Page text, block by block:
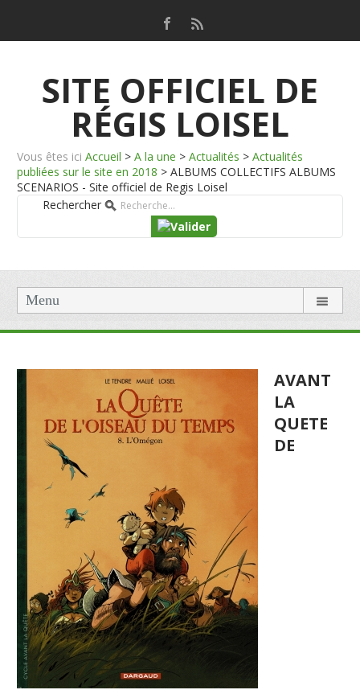
SITE OFFICIEL DE
RÉGIS LOISEL
Vous êtes ici Accueil > A la une > Actualités > Actualités
publiées sur le site en 2018 > ALBUMS COLLECTIFS ALBUMS
SCENARIOS - Site officiel de Regis Loisel
Rechercher
Menu
AVANT
LA
QUETE
DE